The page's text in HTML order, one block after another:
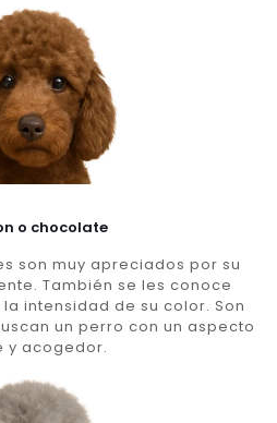
o chocolate
son muy apreciados por su
También se les conoce
intensidad de su color. Son
un perro con un aspecto
y acogedor.